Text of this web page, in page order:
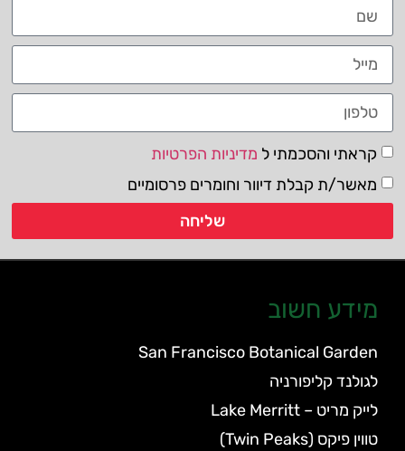
קראתי והסכמתי ל מדיניות הפרטיות
מאשר/ת קבלת דיוור וחומרים פרסומיים
שליחה
מידע חשוב
San Francisco Botanical Garden
לגולנד קליפורניה
לייק מריט – Lake Merritt
טווין פיקס (Twin Peaks)